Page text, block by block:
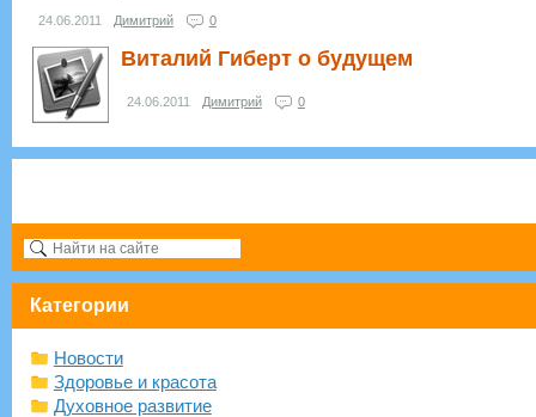
24.06.2011 Димитрий 0
Виталий Гиберт о будущем
24.06.2011 Димитрий 0
Категории
Новости
Здоровье и красота
Духовное развитие